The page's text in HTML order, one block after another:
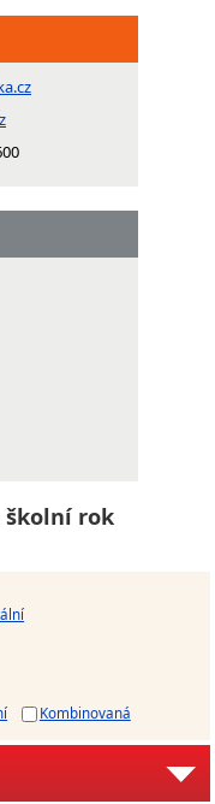
školní rok
Kombinovaná